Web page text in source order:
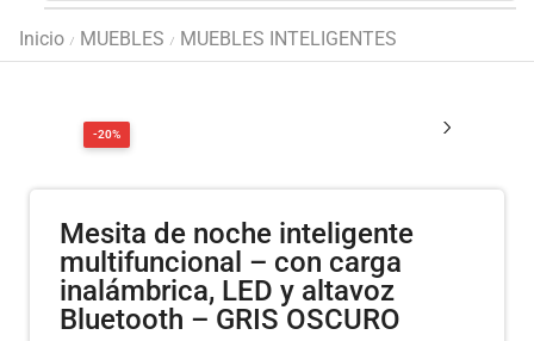
Inicio / MUEBLES / MUEBLES INTELIGENTES
-20%
Mesita de noche inteligente
multifuncional – con carga
inalámbrica, LED y altavoz
Bluetooth – GRIS OSCURO